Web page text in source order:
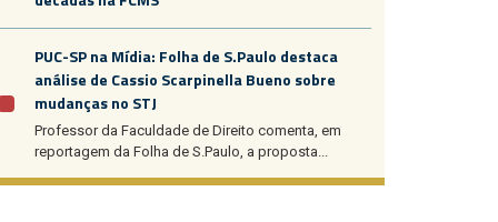
PUC-SP na Mídia: Folha de S.Paulo destaca
análise de Cassio Scarpinella Bueno sobre
mudanças no STJ
Professor da Faculdade de Direito comenta, em
reportagem da Folha de S.Paulo, a proposta...